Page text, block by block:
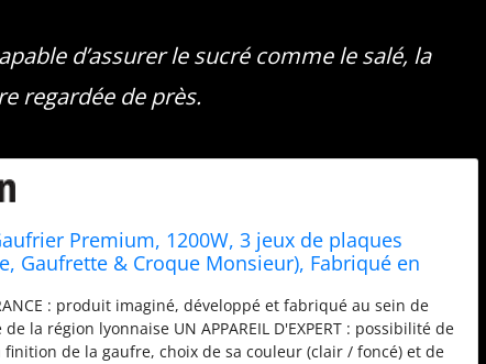
d’assurer le sucré comme le salé, la
regardée de près.
Premium, 1200W, 3 jeux de plaques
Gaufrette & Croque Monsieur), Fabriqué en
019642: produit imaginé, développé et fabriqué au sein de
la région lyonnaise UN APPAREIL D'EXPERT : possibilité de
de la gaufre, choix de sa couleur (clair / foncé) et de